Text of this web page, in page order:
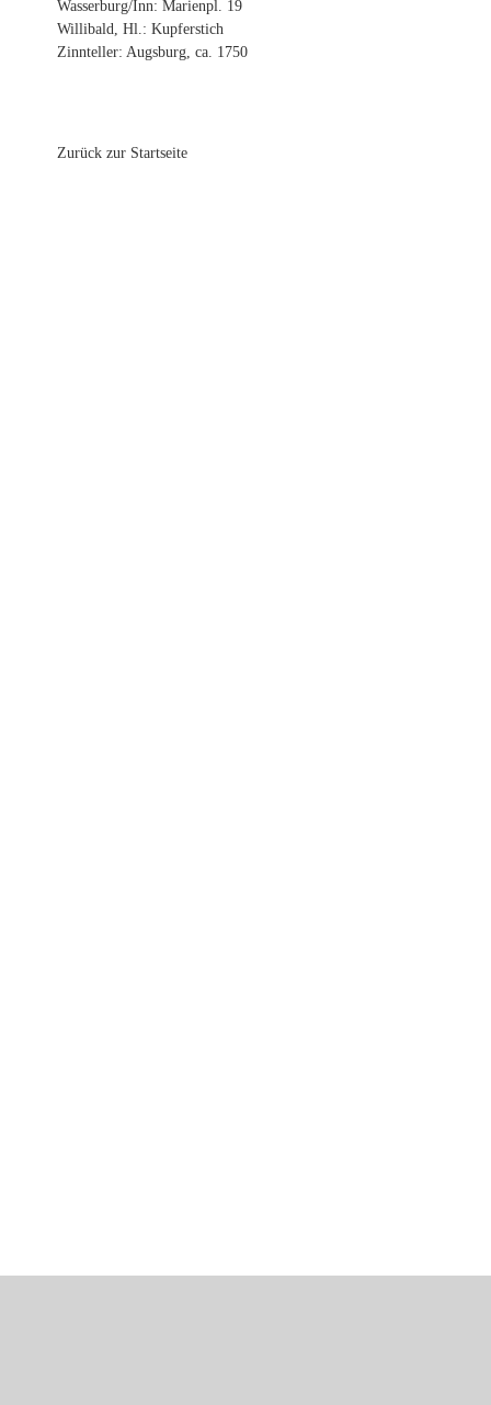
Wasserburg/Inn: Marienpl. 19
Willibald, Hl.: Kupferstich
Zinnteller: Augsburg, ca. 1750
Zurück zur Startseite